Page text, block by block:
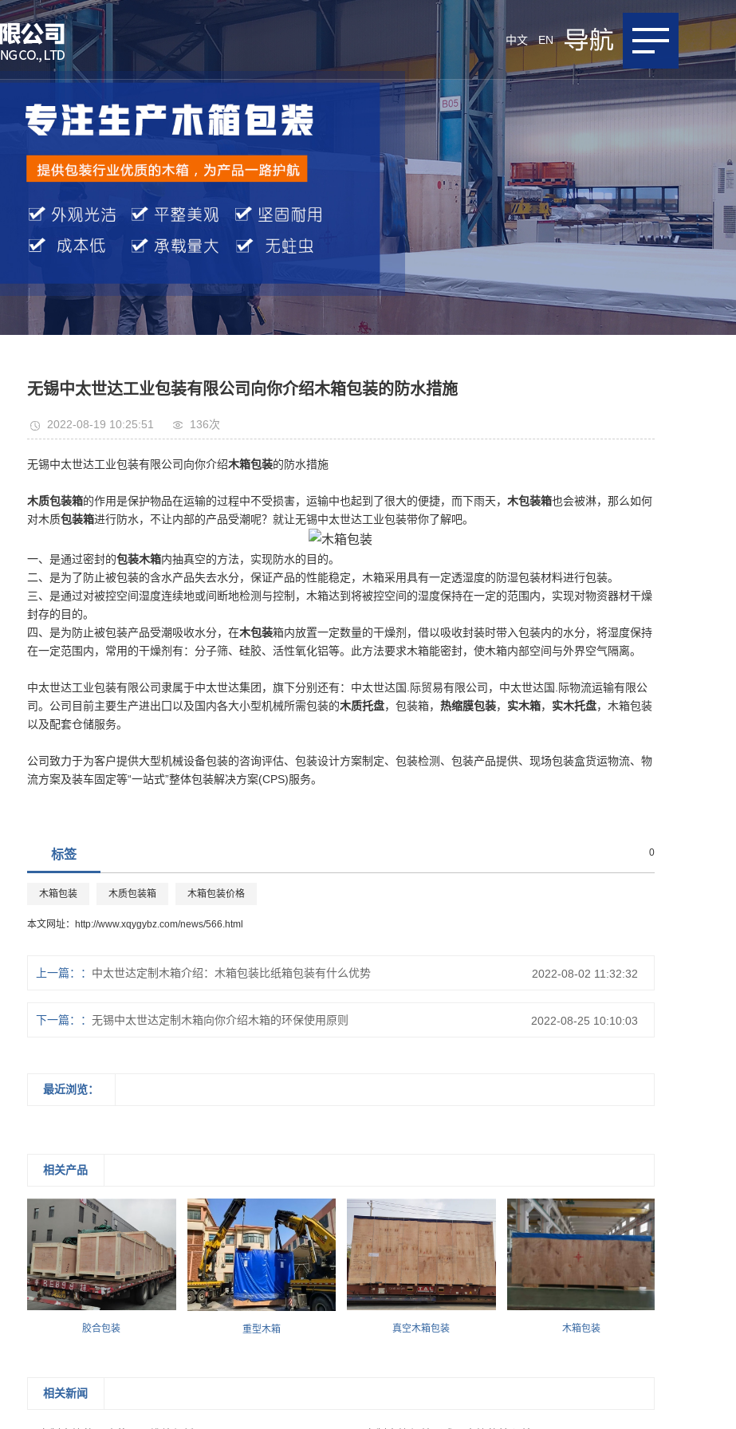
中文 EN
无锡中太世达工业包装有限公司向你介绍木箱包装的防水措施
2022-08-19 10:25:51 136次
无锡中太世达工业包装有限公司向你介绍木箱包装的防水措施
木质包装箱的作用是保护物品在运输的过程中不受损害，运输中也起到了很大的便捷，而下雨天， 木包装箱也会被淋，那么如何
对木质包装箱进行防水，不让内部的产品受潮呢？就让无锡中太世达工业包装带你了解吧。
一、是通过密封的包装木箱内抽真空的方法，实现防水的目的。
二、是为了防止被包装的含水产品失去水分，保证产品的性能稳定，木箱采用具有一定透湿度的防湿包装材料进行包装。
三、是通过对被控空间湿度连续地或间断地检测与控制，木箱达到将被控空间的湿度保持在一定的范围内，实现对物资器材干燥
封存的目的。
四、是为防止被包装产品受潮吸收水分，在木包装箱内放置一定数量的干燥剂，借以吸收封装时带入包装内的水分，将湿度保持
在一定范围内，常用的干燥剂有：分子筛、硅胶、活性氧化铝等。此方法要求木箱能密封，使木箱内部空间与外界空气隔离。
中太世达工业包装有限公司隶属于中太世达集团，旗下分别还有：中太世达国.际贸易有限公司，中太世达国.际物流运输有限公
司。公司目前主要生产进出囗以及国内各大小型机械所需包装的木质托盘，包装箱， 热缩膜包装， 实木箱， 实木托盘，木箱包装
以及配套仓储服务。
公司致力于为客户提供大型机械设备包装的咨询评估、包装设计方案制定、包装检测、包装产品提供、现场包装盒货运物流、物
流方案及装车固定等“一站式”整体包装解决方案(CPS)服务。
标签 0
木箱包装 木质包装箱 木箱包装价格
本文网址： http://www.xqygybz.com/news/566.html
上一篇： 中太世达定制木箱介绍：木箱包装比纸箱包装有什么优势 2022-08-02 11:32:32
下一篇： 无锡中太世达定制木箱向你介绍木箱的环保使用原则 2022-08-25 10:10:03
最近浏览：
相关产品
胶合包装 重型木箱 真空木箱包装 木箱包装
相关新闻